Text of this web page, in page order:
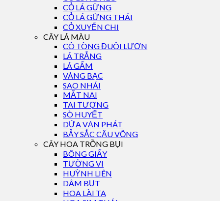
CỎ LÁ GỪNG
CỎ LÁ GỪNG THÁI
CỎ XUYẾN CHI
CÂY LÁ MÀU
CÔ TÒNG ĐUÔI LƯƠN
LÁ TRẮNG
LÁ GẤM
VÀNG BẠC
SAO NHÁI
MẮT NAI
TAI TƯỢNG
SÒ HUYẾT
DỨA VẠN PHÁT
BẢY SẮC CẦU VỒNG
CÂY HOA TRỒNG BỤI
BÔNG GIẤY
TƯỜNG VI
HUỲNH LIÊN
DÂM BỤT
HOA LÀI TA